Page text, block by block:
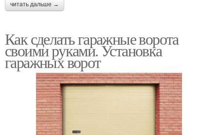
читать дальше →
Как сделать гаражные ворота
своими руками. Установка
гаражных ворот